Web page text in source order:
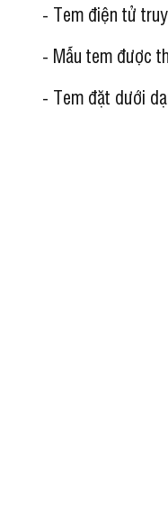
- Tem điện tử
- Mẫu tem được
- Tem đặt dưới